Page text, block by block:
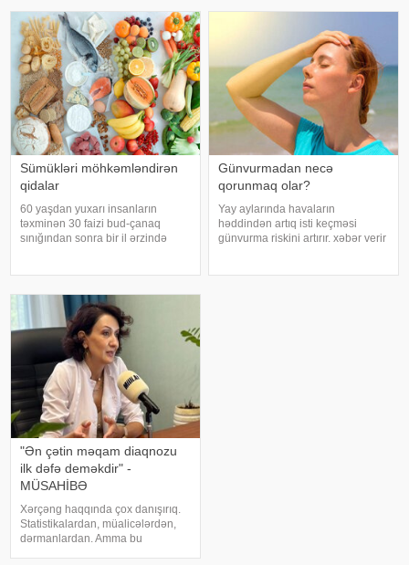
Nazirliyinin Milli Kliniki
Endokrinologiy
xəbər verir ki, supermarketlərdək
Sümükləri möhkəmləndirən
qidalar
60 yaşdan yuxarı insanların
təxminən 30 faizi bud-çanaq
sınığından sonra bir il ərzində
riskini azaltmaq üçün kalsium, D
vitamini, zülal
Günvurmadan necə
qorunmaq olar?
Yay aylarında havaların
həddindən artıq isti keçməsi
günvurma riskini artırır. xəbər verir
"Ən çətin məqam diaqnozu
ilk dəfə deməkdir" -
MÜSAHİBƏ
Xərçəng haqqında çox danışırıq.
Statistikalardan, müalicələrdən,
dərmanlardan. Amma bu